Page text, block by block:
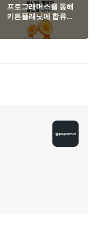
프로그래머스를 통해
키튼플래닛에 합류하
게 된 영완님 이야기